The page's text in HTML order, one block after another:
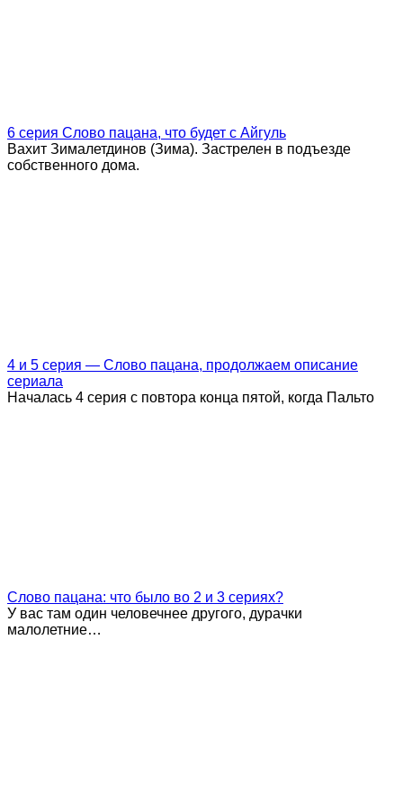
6 серия Слово пацана, что будет с Айгуль
Вахит Зималетдинов (Зима). Застрелен в подъезде
собственного дома.
4 и 5 серия — Слово пацана, продолжаем описание
сериала
Началась 4 серия с повтора конца пятой, когда Пальто
Слово пацана: что было во 2 и 3 сериях?
У вас там один человечнее другого, дурачки
малолетние…